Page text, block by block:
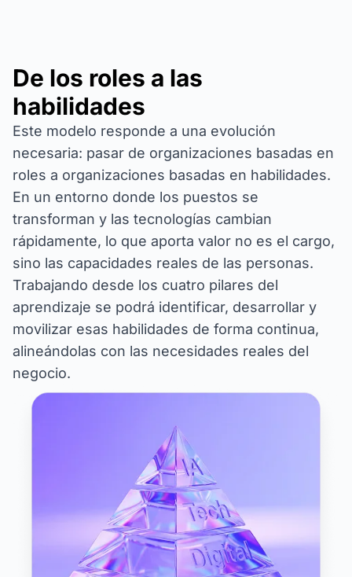
De los roles a las
habilidades
Este modelo responde a una evolución
necesaria: pasar de organizaciones basadas en
roles a organizaciones basadas en habilidades.
En un entorno donde los puestos se
transforman y las tecnologías cambian
rápidamente, lo que aporta valor no es el cargo,
sino las capacidades reales de las personas.
Trabajando desde los cuatro pilares del
aprendizaje se podrá identificar, desarrollar y
movilizar esas habilidades de forma continua,
alineándolas con las necesidades reales del
negocio.